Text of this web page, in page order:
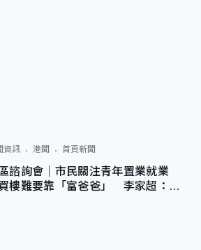
資訊 港聞 首頁新聞
諮詢會｜市民關注青年置業就業
樓難要靠「富爸爸」 李家超：北